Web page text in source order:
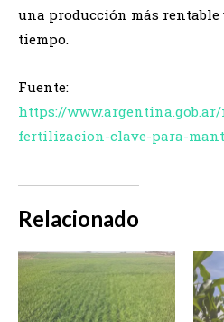
una producción más rentable
tiempo.
Fuente:
https://
fertilizacion-clave-para-
Relacionado